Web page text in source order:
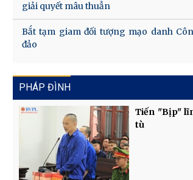
giải quyết mâu thuẫn
Bắt tạm giam đối tượng mạo danh
đảo
PHÁP ĐÌNH
Tiến "Bịp"
tù